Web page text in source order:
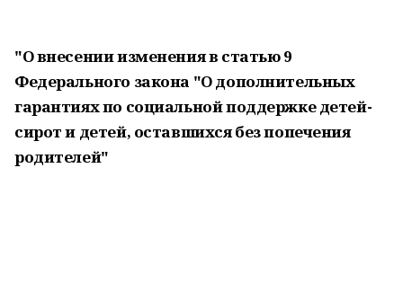
"О внесении изменения в статью 9
Федерального закона "О дополнительных
гарантиях по социальной поддержке детей-
сирот и детей, оставшихся без попечения
родителей"